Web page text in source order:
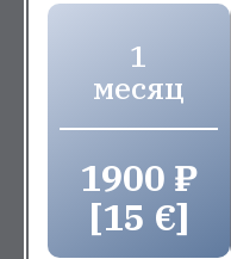
1
месяц
1900 ₽
[15 €]